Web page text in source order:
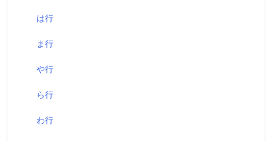
は行
ま行
や行
ら行
わ行